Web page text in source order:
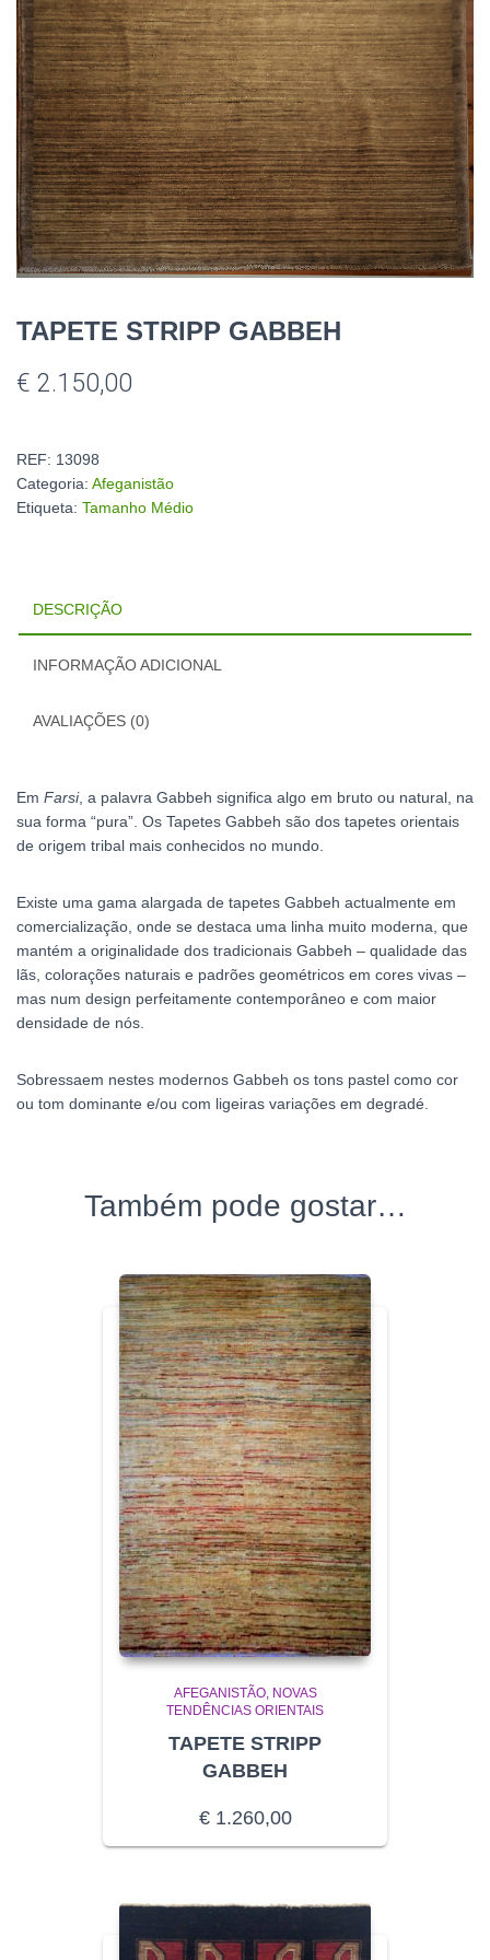
TAPETE STRIPP GABBEH
€ 2.150,00
REF: 13098
Categoria: Afeganistão
Etiqueta: Tamanho Médio
DESCRIÇÃO
INFORMAÇÃO ADICIONAL
AVALIAÇÕES (0)
Em Farsi, a palavra Gabbeh significa algo em bruto ou natural, na
sua forma “pura”. Os Tapetes Gabbeh são dos tapetes orientais
de origem tribal mais conhecidos no mundo.
Existe uma gama alargada de tapetes Gabbeh actualmente em
comercialização, onde se destaca uma linha muito moderna, que
mantém a originalidade dos tradicionais Gabbeh – qualidade das
lãs, colorações naturais e padrões geométricos em cores vivas –
mas num design perfeitamente contemporâneo e com maior
densidade de nós.
Sobressaem nestes modernos Gabbeh os tons pastel como cor
ou tom dominante e/ou com ligeiras variações em degradé.
Também pode gostar…
AFEGANISTÃO
NOVAS
TENDÊNCIAS ORIENTAIS
TAPETE STRIPP
GABBEH
€1.260,00